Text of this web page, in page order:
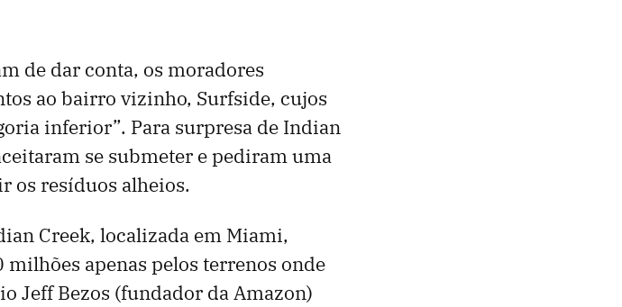
de dar conta, os moradores
ao bairro vizinho, Surfside, cujos
inferior”. Para surpresa de Indian
se submeter e pediram uma
os resíduos alheios.
Creek, localizada em Miami,
apenas pelos terrenos onde
Jeff Bezos (fundador da Amazon)